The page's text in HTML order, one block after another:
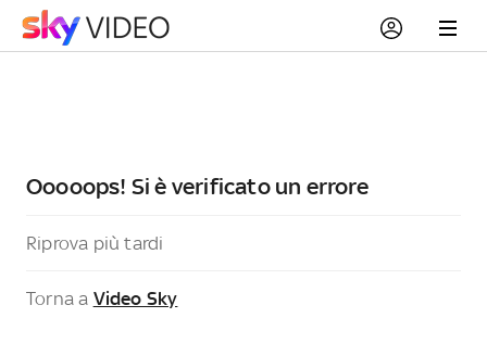
Ooooops! Si è verificato un errore
Riprova più tardi
Torna a Video Sky